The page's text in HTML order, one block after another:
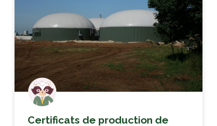
Certificats de production de